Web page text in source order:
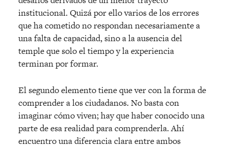
institucional. Quizá por ello varios de los errores
que ha cometido no respondan necesariamente a
una falta de capacidad, sino a la ausencia del
temple que solo el tiempo y la experiencia
terminan por formar.
El segundo elemento tiene que ver con la forma de
comprender a los ciudadanos. No basta con
imaginar cómo viven; hay que haber conocido una
parte de esa realidad para comprenderla. Ahí
encuentro una diferencia clara entre ambos